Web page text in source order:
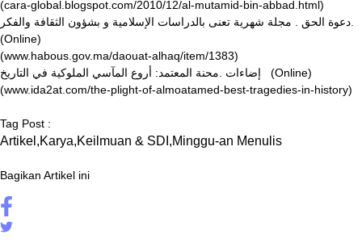
(cara-global.blogspot.com/2010/12/al-mutamid-bin-abbad.html)
مجلة شهرية تعنى بالدراسات الإسلامية و بشؤون الثقافة والفكر . .دعوة الحق
(Online)
(www.habous.gov.ma/daouat-alhaq/item/1383)
إضاءات .محنة المعتمد: أروع المآسي الملوكية في التاريخ (Online)
(www.ida2at.com/the-plight-of-almoatamed-best-tragedies-in-history)
Tag Post :
Artikel ,Karya,Keilmuan & SDI ,Minggu-an Menulis
Bagikan Artikel ini